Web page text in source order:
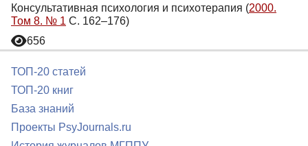
Консультативная психология и психотерапия (2000.
Том 8. № 1 С. 162–176)
656
ТОП-20 статей
ТОП-20 книг
База знаний
Проекты PsyJournals.ru